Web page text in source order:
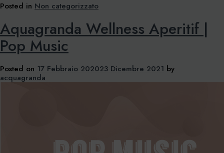
Posted in Non categorizzato
Aquagranda Wellness Aperitif |
Pop Music
Posted on 17 Febbraio 202023 Dicembre 2021 by
acquagranda